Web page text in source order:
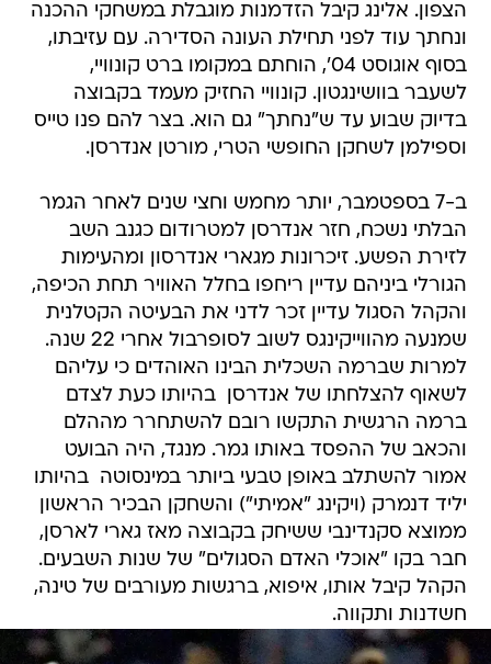
הצפון. אלינג קיבל הזדמנות מוגבלת במשחקי ההכנה
ונחתך עוד לפני תחילת העונה הסדירה. עם עזיבתו,
בסוף אוגוסט 04', הוחתם במקומו ברט קונוויי,
לשעבר בוושינגטון. קונוויי החזיק מעמד בקבוצה
בדיוק שבוע עד ש"נחתך" גם הוא. בצר להם פנו טייס
וספילמן לשחקן החופשי הטרי, מורטן אנדרסן.
ב-7 בספטמבר, יותר מחמש וחצי שנים לאחר הגמר
הבלתי נשכח, חזר אנדרסן למטרודום כגנב השב
לזירת הפשע. זיכרונות מגארי אנדרסון ומהעימות
הגורלי ביניהם עדיין ריחפו בחלל האוויר תחת הכיפה,
והקהל הסגול עדיין זכר לדני את הבעיטה הקטלנית
שמנעה מהווייקינגס לשוב לסופרבול אחרי 22 שנה.
למרות שברמה השכלית הבינו האוהדים כי עליהם
לשאוף להצלחתו של אנדרסן  בהיותו כעת לצדם 
ברמה הרגשית התקשו רובם להשתחרר מההלם
והכאב של ההפסד באותו גמר. מנגד, היה הבועט
אמור להשתלב באופן טבעי ביותר במינסוטה  בהיותו
יליד דנמרק (ויקינג "אמיתי") והשחקן הבכיר הראשון
ממוצא סקנדינבי ששיחק בקבוצה מאז גארי לארסן,
חבר בקו "אוכלי האדם הסגולים" של שנות השבעים.
הקהל קיבל אותו, איפוא, ברגשות מעורבים של טינה,
חשדנות ותקווה.